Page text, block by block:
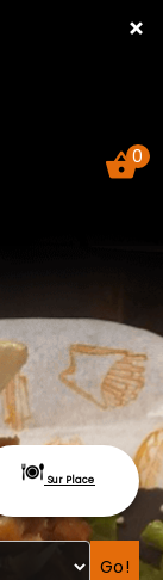
×
0
Sur Place
Go!